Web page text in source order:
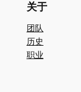
关于
团队
历史
职业